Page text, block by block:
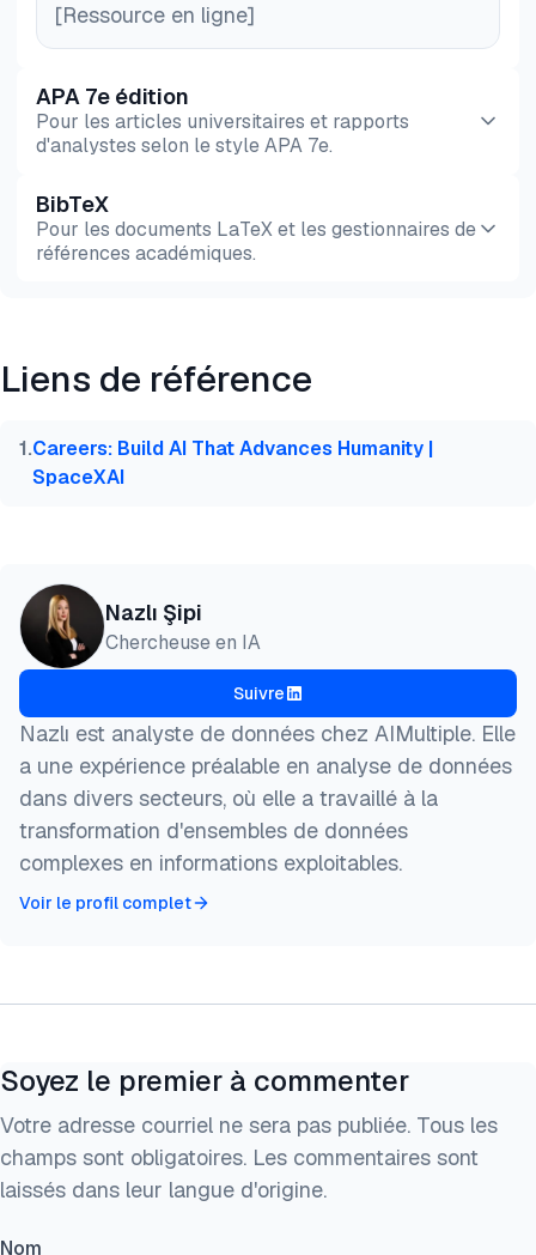
[Ressource en ligne]
APA 7e édition
Pour les articles universitaires et rapports
d'analystes selon le style APA 7e.
Aperçu Copier
BibTeX
Pour les documents LaTeX et les gestionnaires de
références académiques.
@misc{sipi2026,
title  = {{Meilleurs scrapers Twitter (X):
  month  = jun,
Liens de référence
1.Careers: Build AI That Advances Humanity |
SpaceXAI
Nazlı Şipi
Chercheuse en IA
Suivre
Nazlı est analyste de données chez AIMultiple. Elle
a une expérience préalable en analyse de données
dans divers secteurs, où elle a travaillé à la
transformation d'ensembles de données
complexes en informations exploitables.
Voir le profil complet
Soyez le premier à commenter
Votre adresse courriel ne sera pas publiée. Tous les
champs sont obligatoires. Les commentaires sont
laissés dans leur langue d'origine.
Nom